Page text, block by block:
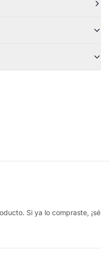
Si ya lo compraste, ¡sé